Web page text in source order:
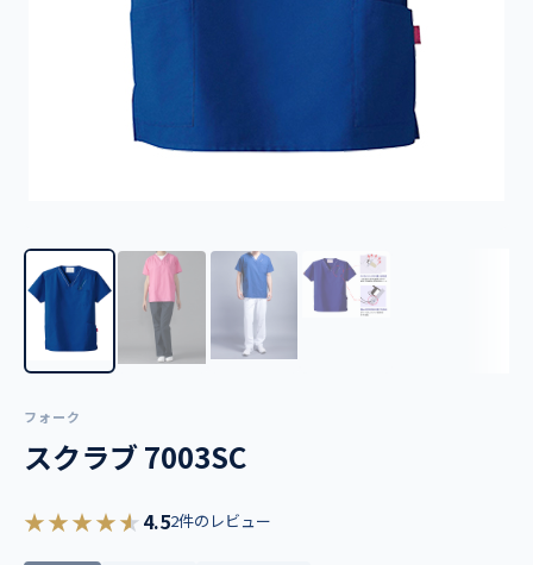
フォーク
スクラブ 7003SC
★★★★★4.52件のレビュー